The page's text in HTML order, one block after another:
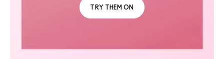
TRY THEM ON